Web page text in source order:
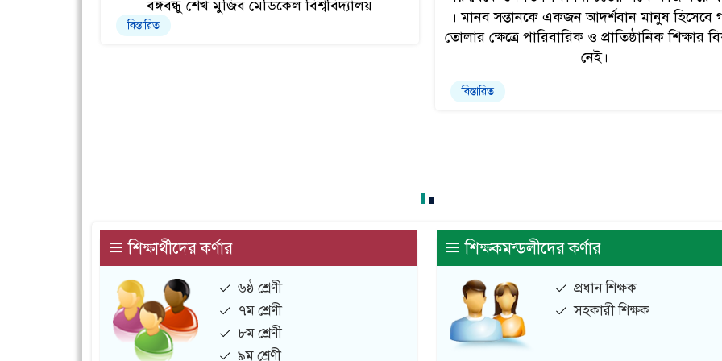
বঙ্গবন্ধু শেখ মুজিব মেডিকেল বিশ্ববিদ্যালয়
বিস্তারিত
। মানব সন্তানকে একজন আদর্শবান মানুষ হিসেবে
তোলার ক্ষেত্রে পারিবারিক ও প্রাতিষ্ঠানিক শিক্ষার
নেই।
বিস্তারিত
শিক্ষার্থীদের কর্ণার
৬ষ্ঠ শ্রেণী
৭ম শ্রেণী
৮ম শ্রেণী
৯ম শ্রেণী
শিক্ষকমন্ডলীদের কর্ণার
প্রধান শিক্ষক
সহকারী শিক্ষক